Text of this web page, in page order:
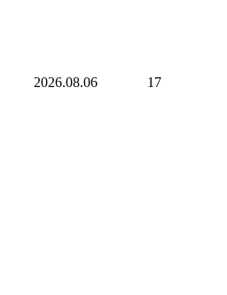
2026.08.06 17